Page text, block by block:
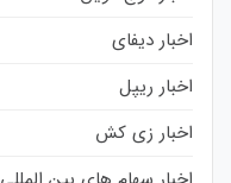
اخبار دیفای
اخبار ریپل
اخبار زی کش